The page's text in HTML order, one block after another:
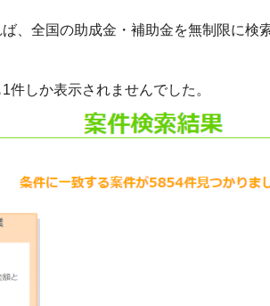
、全国の助成金・補助金を無制限に検
件しか表示されませんでした。